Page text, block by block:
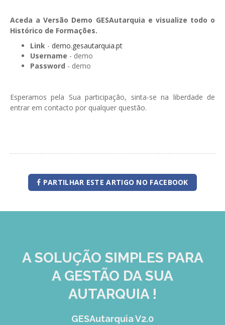
Aceda a Versão Demo GESAutarquia e visualize todo o
Histórico de Formações.
Link - demo.gesautarquia.pt
Username - demo
Password - demo
Esperamos pela Sua participação, sinta-se na liberdade de
entrar em contacto por qualquer questão.
PARTILHAR ESTE ARTIGO NO FACEBOOK
A SOLUÇÃO SIMPLES PARA
A GESTÃO DA SUA
AUTARQUIA !
GESAutarquia V2.0